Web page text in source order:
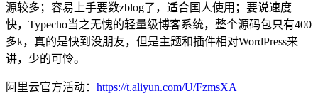
源较多；容易上手要数zblog了，适合国人使用；要说速度
快，Typecho当之无愧的轻量级博客系统，整个源码包只有400
多k，真的是快到没朋友，但是主题和插件相对WordPress来
讲，少的可怜。
阿里云官方活动： https://t.aliyun.com/U/FzmsXA